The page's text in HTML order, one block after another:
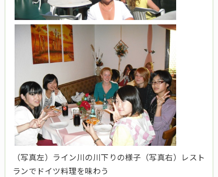
（写真左）ライン川の川下りの様子（写真右）レスト
ランでドイツ料理を味わう